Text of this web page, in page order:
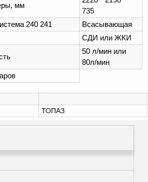
мм
735
240 241
Всасывающая
СДИ или ЖКИ
50 л/мин или
80л/мин
ТОПАЗ